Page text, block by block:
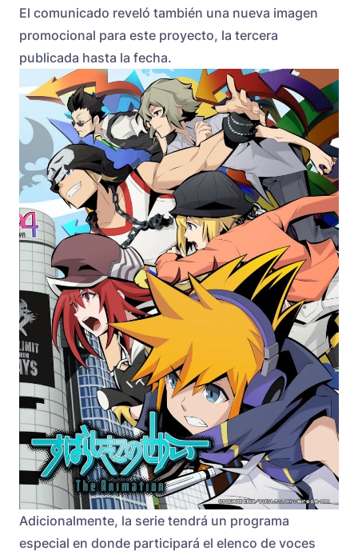
El comunicado reveló también una nueva imagen
promocional para este proyecto, la tercera
publicada hasta la fecha.
Adicionalmente, la serie tendrá un programa
especial en donde participará el elenco de voces